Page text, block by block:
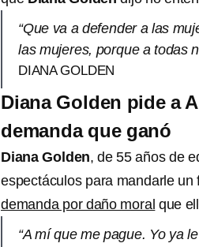
“Que va a defender a las
las mujeres, porque a todas
DIANA GOLDEN
Diana Golden pide a
demanda que ganó
Diana Golden, de 55 años de
espectáculos para mandarle un
demanda por daño moral que
“A mí que me pague. Yo ya